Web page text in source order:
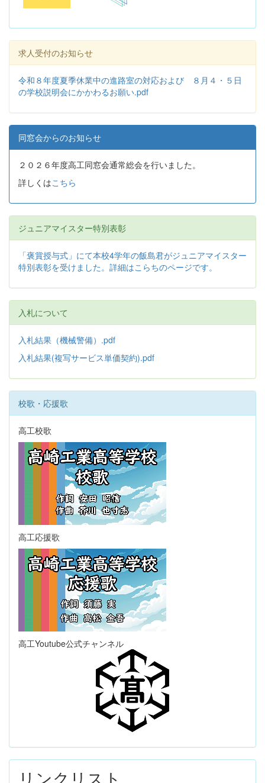
求人受付のお知らせ
令和８年度夏季休業中の進路室の対応および ８月４・５日
の学校説明会にかかわるお願い.pdf
同窓会からのお知らせ
２０２６年度高工同窓会通常総会を行いました。
詳しくはこちら
ジュニアマイスター特別表彰
「褒賞授与式」にて本校4学年の飯島君がジュニアマイスター
特別表彰を受けました。詳細はこらちのページです。
入札について
入札結果（機械警備）.pdf
入札結果(複写サービス単価契約).pdf
校歌・応援歌
高工校歌
高工応援歌
高工Youtube公式チャンネル
リンクリスト